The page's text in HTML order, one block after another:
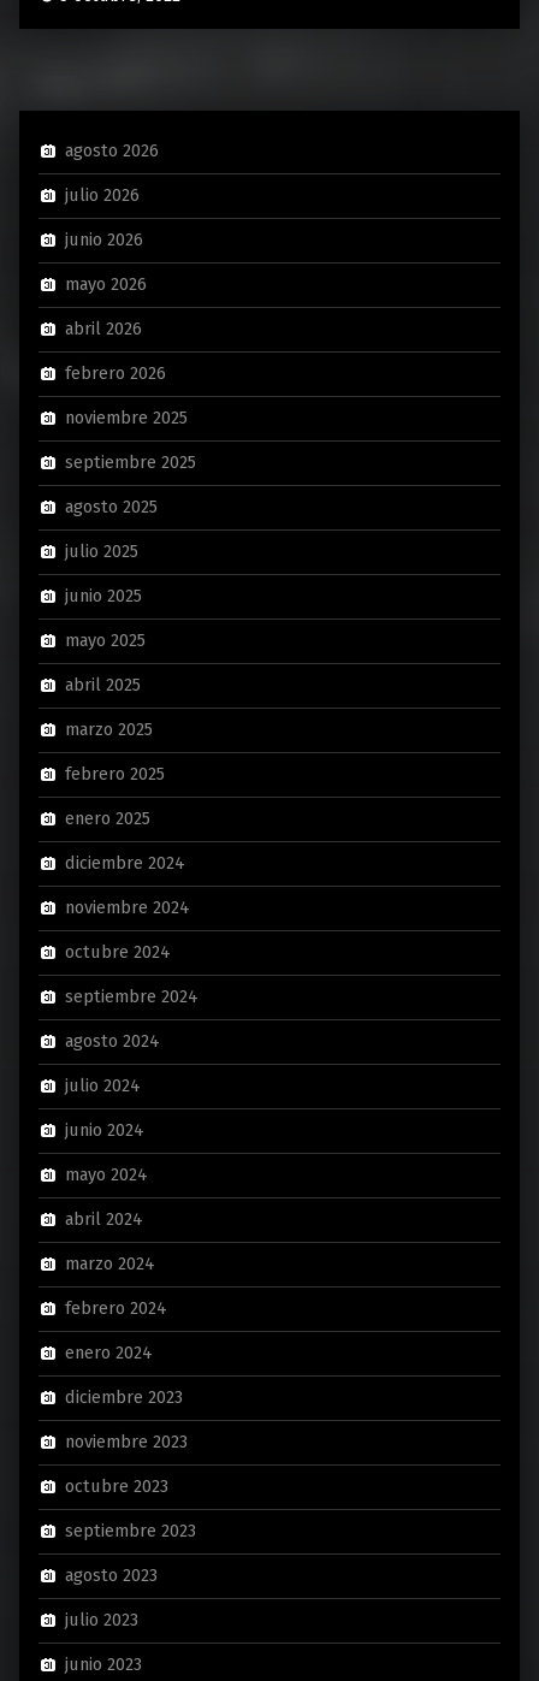
agosto 2026
julio 2026
junio 2026
mayo 2026
abril 2026
febrero 2026
noviembre 2025
septiembre 2025
agosto 2025
julio 2025
junio 2025
mayo 2025
abril 2025
marzo 2025
febrero 2025
enero 2025
diciembre 2024
noviembre 2024
octubre 2024
septiembre 2024
agosto 2024
julio 2024
junio 2024
mayo 2024
abril 2024
marzo 2024
febrero 2024
enero 2024
diciembre 2023
noviembre 2023
octubre 2023
septiembre 2023
agosto 2023
julio 2023
junio 2023